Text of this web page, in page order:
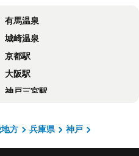
神戸三宮ユニオン ホテル
神戸ルミナスホテル三宮
神戸 西神オリエンタルホテル
ホテルサンルートソプラ神戸アネッサ
ホテルメリケンポート神戸元町
ホテルリブマックス神戸三宮
有馬温泉
城崎温泉
京都駅
大阪駅
神戸三宮駅
伊勢志摩
方 兵庫県
神戸